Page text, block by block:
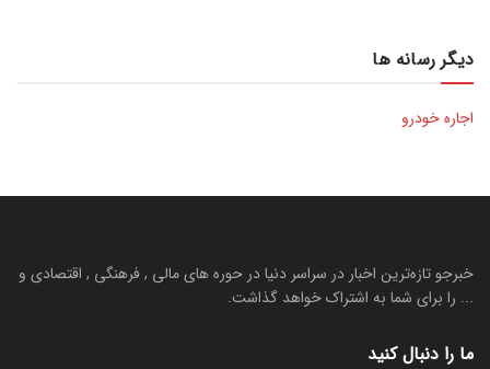
دیگر رسانه ها
اجاره خودرو
خبرجو تازه‌ترین اخبار در سراسر دنیا در حوره های مالی , فرهنگی , اقتصادی و
... را برای شما به اشتراک خواهد گذاشت.
ما را دنبال کنید